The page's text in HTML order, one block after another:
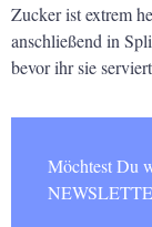
Zucker ist extrem
anschließend in
bevor ihr sie serviert
Möchtest Du wie 5000 andere Leser meinen